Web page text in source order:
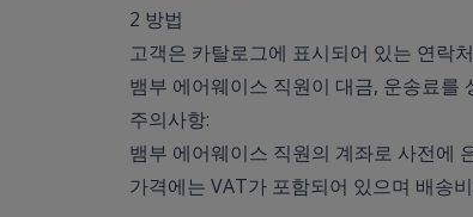
2 방법
고객은 카탈로그에 표시되어 있는 연락
뱀부 에어웨이스 직원이 대금, 운송료를
주의사항:
뱀부 에어웨이스 직원의 계좌로 사전에
가격에는 VAT가 포함되어 있으며 배송